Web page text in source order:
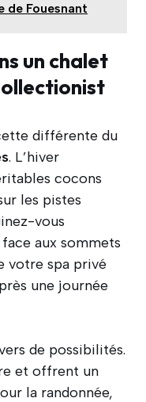
de Fouesnant
un chalet
différente du
. L’hiver
cocons
les pistes
vous
aux sommets
votre spa privé
une journée
de possibilités.
et offrent un
la randonnée,